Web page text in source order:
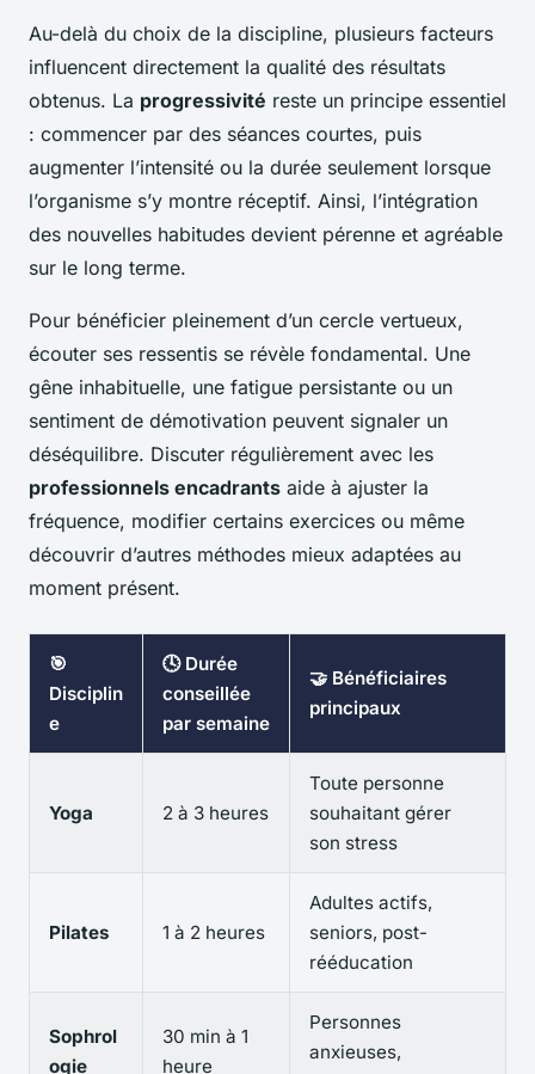
Au-delà du choix de la discipline, plusieurs facteurs
influencent directement la qualité des résultats
obtenus. La progressivité reste un principe essentiel
: commencer par des séances courtes, puis
augmenter l’intensité ou la durée seulement lorsque
l’organisme s’y montre réceptif. Ainsi, l’intégration
des nouvelles habitudes devient pérenne et agréable
sur le long terme.
Pour bénéficier pleinement d’un cercle vertueux,
écouter ses ressentis se révèle fondamental. Une
gêne inhabituelle, une fatigue persistante ou un
sentiment de démotivation peuvent signaler un
déséquilibre. Discuter régulièrement avec les
professionnels encadrants aide à ajuster la
fréquence, modifier certains exercices ou même
découvrir d’autres méthodes mieux adaptées au
moment présent.
🎯
Disciplin
e
🕓 Durée
conseillée
par semaine
🤝 Bénéficiaires
principaux
Yoga 2 à 3 heures
Toute personne
souhaitant gérer
son stress
Pilates 1 à 2 heures
Adultes actifs,
seniors, post-
rééducation
Sophrol
ogie
30 min à 1
heure
Personnes
anxieuses,